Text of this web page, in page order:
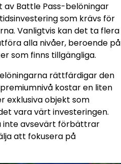
Battle Pass-belöningar
som krävs för
Vanligtvis kan det ta flera
alla nivåer, beroende på
som finns tillgängliga.
rättfärdigar den
kostar en liten
exklusiva objekt som
vara värt investeringen.
inte avsevärt förbättrar
att fokusera på